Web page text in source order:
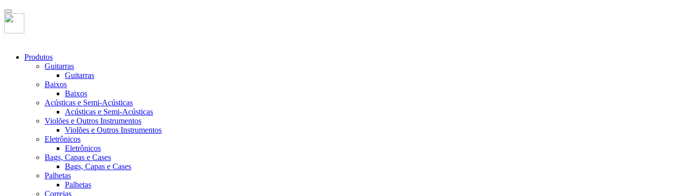
Produtos
Guitarras
Guitarras
Baixos
Baixos
Acústicas e Semi-Acústicas
Acústicas e Semi-Acústicas
Violões e Outros Instrumentos
Violões e Outros Instrumentos
Eletrônicos
Eletrônicos
Bags, Capas e Cases
Bags, Capas e Cases
Palhetas
Palhetas
Correias